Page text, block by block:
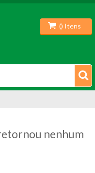
() Itens
nenhum